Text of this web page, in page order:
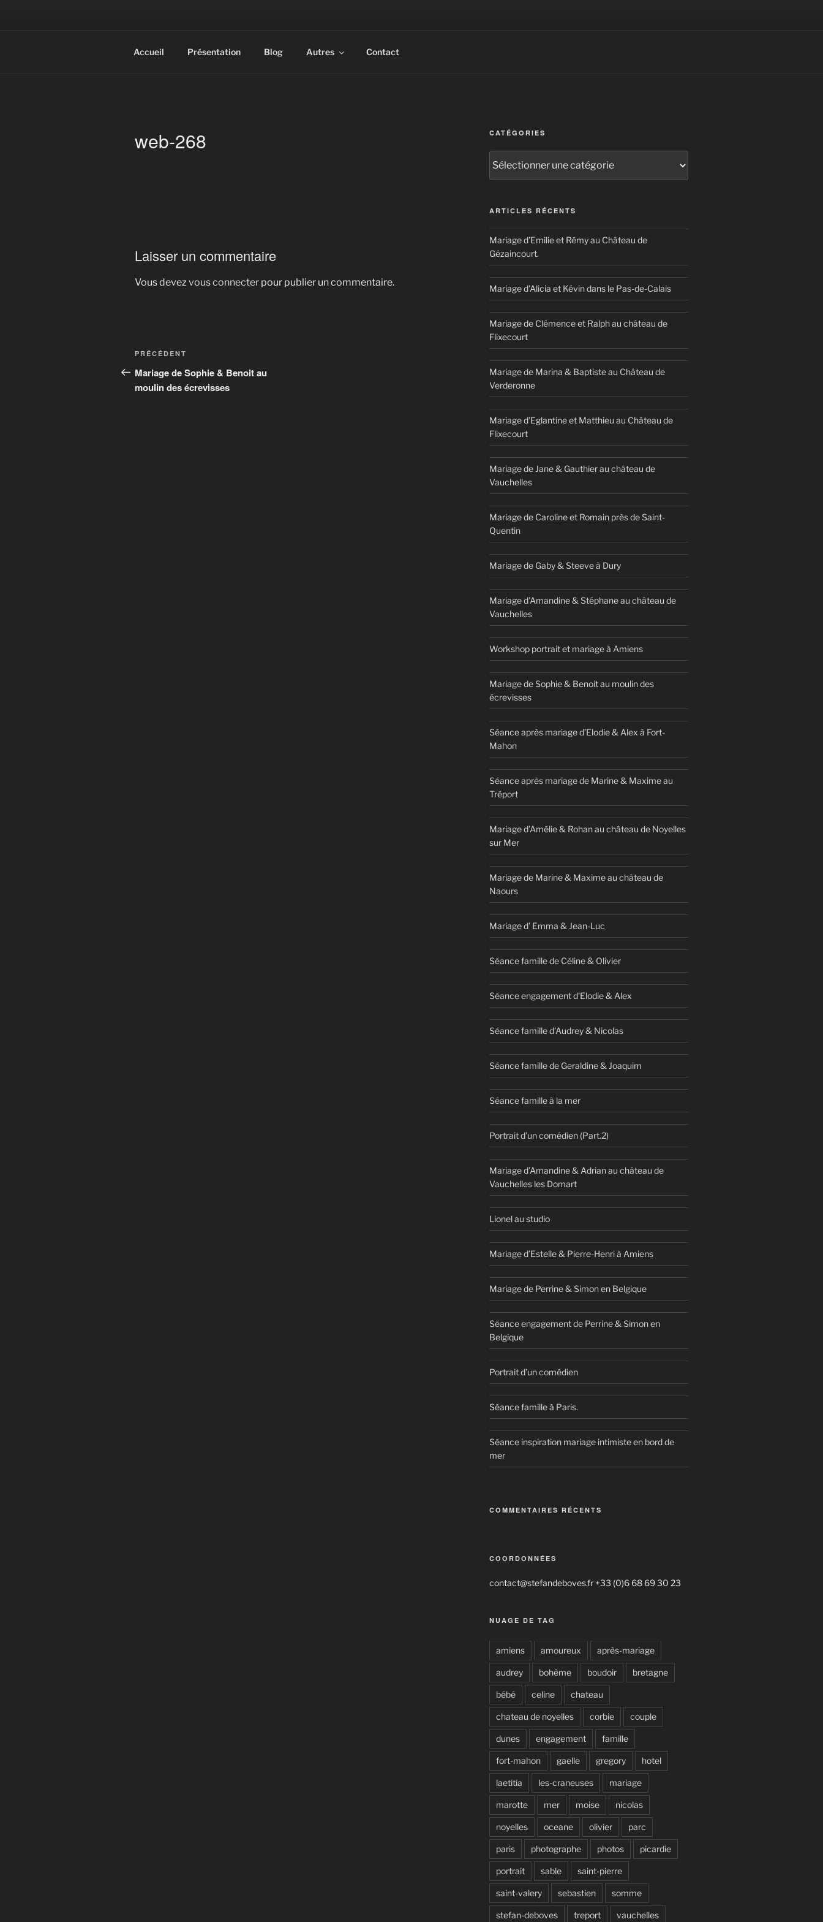
Accueil Présentation Blog Autres Contact
web-268
Laisser un commentaire
Vous devez vous connecter pour publier un commentaire.
Navigation
de
l’article
Article
précédent
PRÉCÉDENT
Mariage de Sophie & Benoit au
moulin des écrevisses
CATÉGORIES
ARTICLES RÉCENTS
Mariage d’Emilie et Rémy au Château de
Gézaincourt.
Mariage d’Alicia et Kévin dans le Pas-de-Calais
Mariage de Clémence et Ralph au château de
Flixecourt
Mariage de Marina & Baptiste au Château de
Verderonne
Mariage d’Eglantine et Matthieu au Château de
Flixecourt
Mariage de Jane & Gauthier au château de
Vauchelles
Mariage de Caroline et Romain près de Saint-
Quentin
Mariage de Gaby & Steeve à Dury
Mariage d’Amandine & Stéphane au château de
Vauchelles
Workshop portrait et mariage à Amiens
Mariage de Sophie & Benoit au moulin des
écrevisses
Séance après mariage d’Elodie & Alex à Fort-
Mahon
Séance après mariage de Marine & Maxime au
Tréport
Mariage d’Amélie & Rohan au château de Noyelles
sur Mer
Mariage de Marine & Maxime au château de
Naours
Mariage d’ Emma & Jean-Luc
Séance famille de Céline & Olivier
Séance engagement d’Elodie & Alex
Séance famille d’Audrey & Nicolas
Séance famille de Geraldine & Joaquim
Séance famille à la mer
Portrait d’un comédien (Part.2)
Mariage d’Amandine & Adrian au château de
Vauchelles les Domart
Lionel au studio
Mariage d’Estelle & Pierre-Henri à Amiens
Mariage de Perrine & Simon en Belgique
Séance engagement de Perrine & Simon en
Belgique
Portrait d’un comédien
Séance famille à Paris.
Séance inspiration mariage intimiste en bord de
mer
COMMENTAIRES RÉCENTS
COORDONNÉES
contact@stefandeboves.fr +33 (0)6 68 69 30 23
NUAGE DE TAG
amiens amoureux après-mariage
audrey bohème boudoir bretagne
bébé celine chateau
chateau de noyelles corbie couple
dunes engagement famille
fort-mahon gaelle gregory hotel
laetitia les-craneuses mariage
marotte mer moise nicolas
noyelles oceane olivier parc
paris photographe photos picardie
portrait sable saint-pierre
saint-valery sebastien somme
stefan-deboves treport vauchelles